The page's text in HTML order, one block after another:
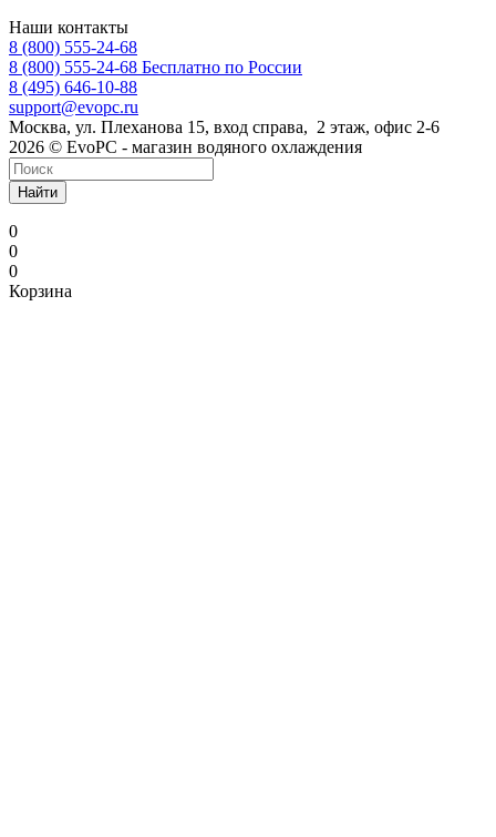
Наши контакты
8 (800) 555-24-68
8 (800) 555-24-68 Бесплатно по России
8 (495) 646-10-88
support@evopc.ru
Москва, ул. Плеханова 15, вход справа, 2 этаж, офис 2-6
2026 © EvoPC - магазин водяного охлаждения
Найти
0
0
0
Корзина